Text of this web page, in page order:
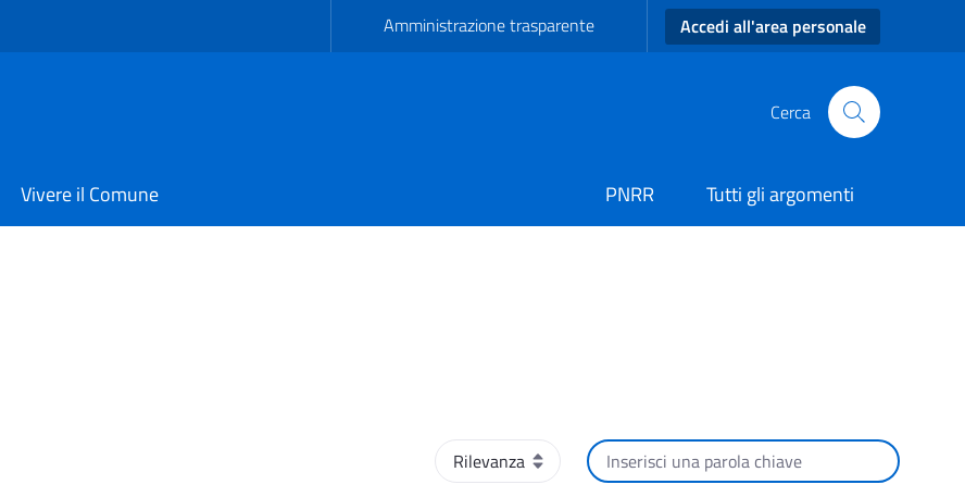
Amministrazione trasparente Accedi all'area personale
Cerca
Vivere il Comune PNRR
Tutti gli argomenti
Ordinamento Cerca per testo